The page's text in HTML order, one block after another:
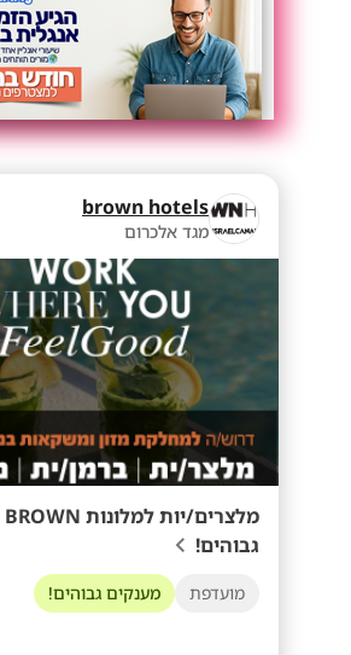
brown hotels
מגד אלכרום
גבוהים!
מועדפת מענקים גבוהים!